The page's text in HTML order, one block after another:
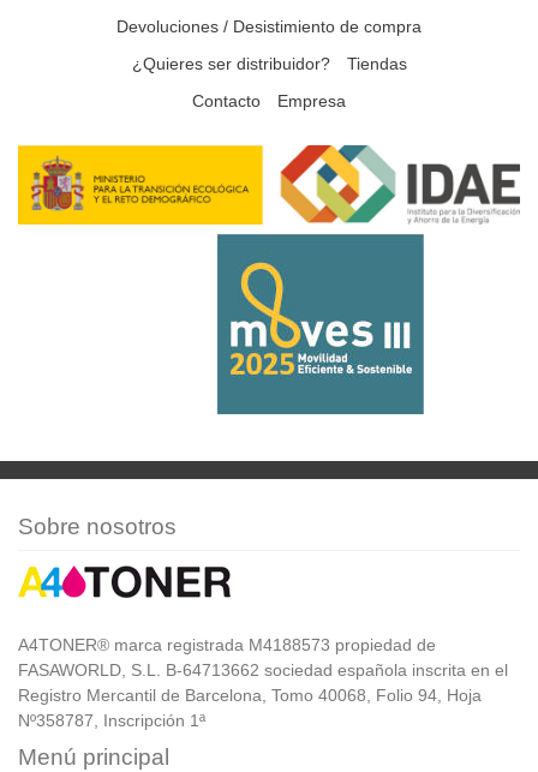
Devoluciones / Desistimiento de compra
¿Quieres ser distribuidor?
Tiendas
Contacto
Empresa
Sobre nosotros
A4TONER® marca registrada M4188573 propiedad de
FASAWORLD, S.L. B-64713662 sociedad española inscrita en el
Registro Mercantil de Barcelona, Tomo 40068, Folio 94, Hoja
Nº358787, Inscripción 1ª
Menú principal